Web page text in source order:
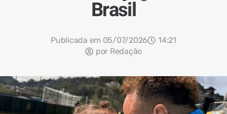
Brasil
Publicada em 05/07/2026
14:21
por Redação